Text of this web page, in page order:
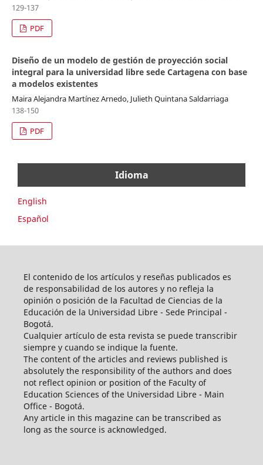
129-137
PDF
Diseño de un modelo de gestión de proyección social
integral para la universidad libre sede Cartagena con base
a modelos existentes
Maira Alejandra Martínez Arnedo, Julieth Quintana Saldarriaga
138-150
PDF
Idioma
English
Español
El contenido de los artículos y reseñas publicados es
de responsabilidad de los autores y no refleja la
opinión o posición de la Facultad de Ciencias de la
Educación de la Universidad Libre - Sede Principal -
Bogotá.
Cualquier artículo de esta revista se puede transcribir
siempre y cuando se indique la fuente.
The content of the articles and reviews published is
absolutely the responsibility of the authors and does
not reflect opinion or position of the Faculty of
Education Sciences of the Universidad Libre - Main
Office - Bogotá.
Any article in this magazine can be transcribed as
long as the source is acknowledged.